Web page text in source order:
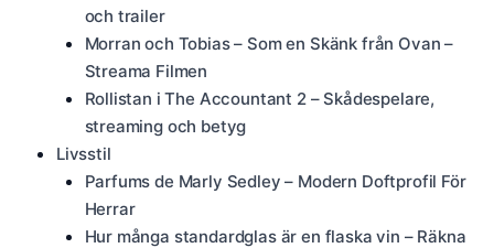
och trailer
Morran och Tobias – Som en Skänk från Ovan –
Streama Filmen
Rollistan i The Accountant 2 – Skådespelare,
streaming och betyg
Livsstil
Parfums de Marly Sedley – Modern Doftprofil För
Herrar
Hur många standardglas är en flaska vin – Räkna